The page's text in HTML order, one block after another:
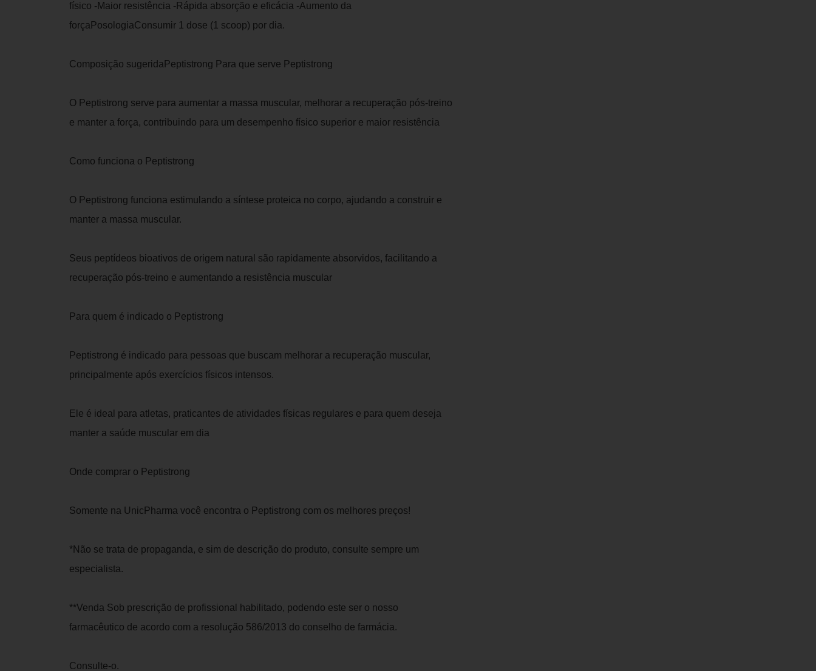
físico -Maior resistência -Rápida absorção e eficácia -Aumento da
forçaPosologiaConsumir 1 dose (1 scoop) por dia.
Composição sugeridaPeptistrong Para que serve Peptistrong
O Peptistrong serve para aumentar a massa muscular, melhorar a recuperação pós-treino
e manter a força, contribuindo para um desempenho físico superior e maior resistência
Como funciona o Peptistrong
O Peptistrong funciona estimulando a síntese proteica no corpo, ajudando a construir e
manter a massa muscular.
Seus peptídeos bioativos de origem natural são rapidamente absorvidos, facilitando a
recuperação pós-treino e aumentando a resistência muscular
Para quem é indicado o Peptistrong
Peptistrong é indicado para pessoas que buscam melhorar a recuperação muscular,
principalmente após exercícios físicos intensos.
Ele é ideal para atletas, praticantes de atividades físicas regulares e para quem deseja
manter a saúde muscular em dia
Onde comprar o Peptistrong
Somente na UnicPharma você encontra o Peptistrong com os melhores preços!
*Não se trata de propaganda, e sim de descrição do produto, consulte sempre um
especialista.
**Venda Sob prescrição de profissional habilitado, podendo este ser o nosso
farmacêutico de acordo com a resolução 586/2013 do conselho de farmácia.
Consulte-o.